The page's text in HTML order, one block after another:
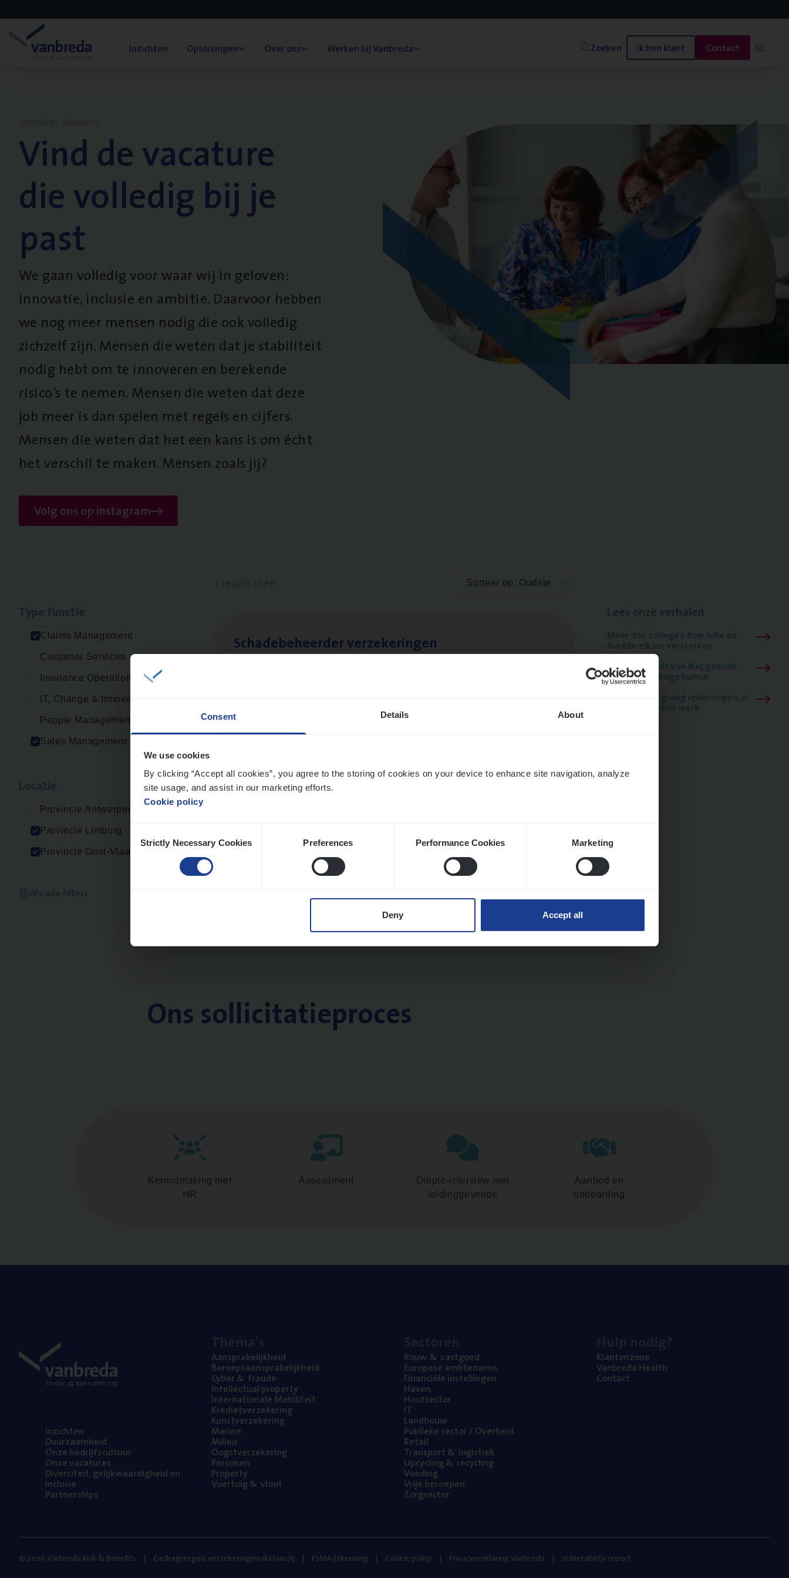
Consent Details About
We use cookies
By clicking “Accept all cookies”, you agree to the storing of cookies on your device to enhance site navigation, analyze
site usage, and assist in our marketing efforts.
Cookie policy
Selection
Strictly Necessary Cookies Preferences Performance Cookies Marketing
Deny Accept all
Inzichten Oplossingen Over ons Werken bij Vanbreda Zoeken Ik ben klant Contact NL
Vind de vacature
die volledig bij je
past
We gaan volledig voor waar wij in geloven:
innovatie, inclusie en ambitie. Daarvoor hebben
we nog meer mensen nodig die ook volledig
zichzelf zijn. Mensen die weten dat je stabiliteit
nodig hebt om te innoveren en berekende
risico’s te nemen. Mensen die weten dat deze
job meer is dan spelen met regels en cijfers.
Mensen die weten dat het een kans is om écht
het verschil te maken. Mensen zoals jij?
Volg ons op instagram
Claims Management
Customer Services
Insurance Operations
IT, Change & Innovation
People Management
Sales Management
Provincie Antwerpen
Provincie Limburg
Provincie Oost-Vlaanderen
Wis alle filters
Sorteer op: Oudste
Scha­de­be­heer­der verzekeringen Meer dan collega’s: hoe Julie en
Aurélie elkaar versterken
Mathias houdt van diepgaande
dossiers én droge humor
Thalia zoekt graag oplossingen, in
games én op het werk
Ons sollicitatieproces
Kennismaking met
HR
Assessment
Diepte-interview met
leidinggevende
Aanbod en
onboarding
Inzich­ten
Duur­zaam­heid
Onze bedrijfs­cul­tuur
Onze vaca­tu­res
Diver­si­teit, gelijk­waar­dig­heid en
inclusie
Part­ner­ships
Aan­spra­ke­lijk­heid
Beroeps­aan­spra­ke­lijk­heid
Cyber& fraude
Intel­lec­tu­al property
Inter­na­ti­o­na­le Mobiliteit
Kre­diet­ver­ze­ke­ring
Kunst­ver­ze­ke­ring
Mari­ne
Mili­eu
Oogst­ver­ze­ke­ring
Per­so­nen
Pro­per­ty
Voer­tuig& vloot
Bouw& vastgoed
Euro­pe­se ambtenaren
Finan­ci­ë­le instellingen
Haven
Hout­sec­tor
IT
Land­bouw
Publie­ke sec­tor / Overheid
Retail
Trans­port& logistiek
Upcy­cling& recycling
Voe­ding
Vrije beroe­pen
Zorg­sec­tor
Klan­ten­zo­ne
Van­b­re­da Health
Con­tact
© 2026 Vanbreda Risk & Benefits Gedragsregels verzekeringsmakelaardij FSMA Erkenning Cookie policy Privacyverklaring Vanbreda Vulnerability report